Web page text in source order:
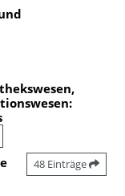
48 Einträge